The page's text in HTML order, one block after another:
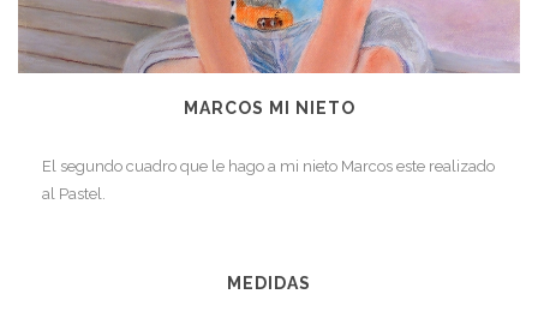
MARCOS MI NIETO
El segundo cuadro que le hago a mi nieto Marcos este realizado
al Pastel.
MEDIDAS